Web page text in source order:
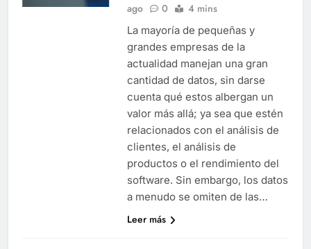
ago
0 4 mins
La mayoría de pequeñas y
grandes empresas de la
actualidad manejan una gran
cantidad de datos, sin darse
cuenta qué estos albergan un
valor más allá; ya sea que estén
relacionados con el análisis de
clientes, el análisis de
productos o el rendimiento del
software. Sin embargo, los datos
a menudo se omiten de las…
Leer más